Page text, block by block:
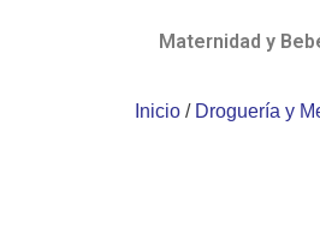
Maternidad y
Inicio / Droguería y